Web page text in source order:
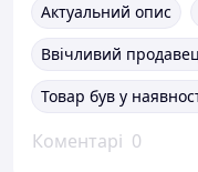
Актуальний опис
Ввічливий
Товар був у
Коментарі 0